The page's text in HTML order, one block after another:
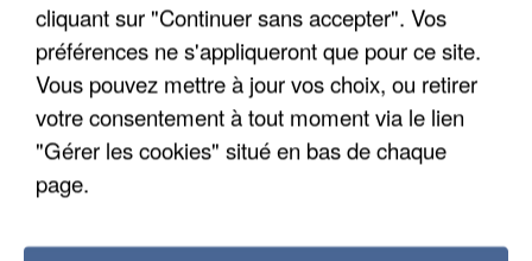
cliquant sur "Continuer sans accepter". Vos
préférences ne s'appliqueront que pour ce site.
Vous pouvez mettre à jour vos choix, ou retirer
votre consentement à tout moment via le lien
"Gérer les cookies" situé en bas de chaque
page.